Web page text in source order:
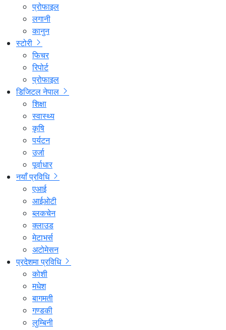
प्रोफाइल
लगानी
कानुन
स्टोरी
फिचर
रिपोर्ट
प्रोफाइल
डिजिटल नेपाल
शिक्षा
स्वास्थ्य
कृषि
पर्यटन
उर्जा
पूर्वाधार
नयाँ प्रविधि
एआई
आईओटी
ब्लकचेन
क्लाउड
मेटाभर्स
अटोमेसन
प्रदेशमा प्रविधि
कोशी
मधेश
बागमती
गण्डकी
लुम्बिनी